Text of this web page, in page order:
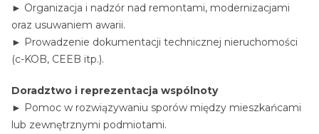
► Organizacja i nadzór nad remontami, modernizacjami
oraz usuwaniem awarii.
► Prowadzenie dokumentacji technicznej nieruchomości
(c-KOB, CEEB itp.).
Doradztwo i reprezentacja wspólnoty
► Pomoc w rozwiązywaniu sporów między mieszkańcami
lub zewnętrznymi podmiotami.